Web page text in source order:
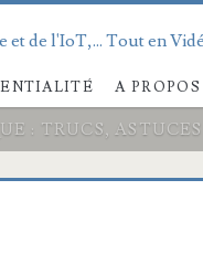
et de l'IoT,... Tout en
A PROPOS
: TRUCS,